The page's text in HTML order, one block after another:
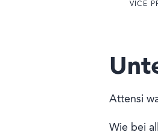
VICE
Attensi
Wie bei